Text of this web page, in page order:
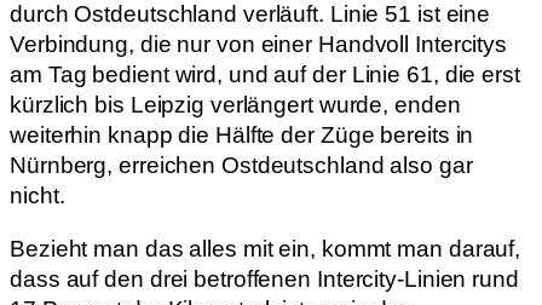
durch Ostdeutschland verläuft. Linie 51 ist eine
Verbindung, die nur von einer Handvoll Intercitys
am Tag bedient wird, und auf der Linie 61, die erst
kürzlich bis Leipzig verlängert wurde, enden
weiterhin knapp die Hälfte der Züge bereits in
Nürnberg, erreichen Ostdeutschland also gar
nicht.
Bezieht man das alles mit ein, kommt man darauf,
dass auf den drei betroffenen Intercity-Linien rund